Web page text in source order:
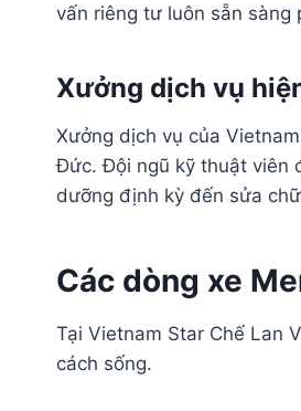
vấn riêng tư luôn sẵn sàng
Xưởng dịch vụ
Xưởng dịch vụ của
Đức. Đội ngũ kỹ thuật viên
dưỡng định kỳ đến sửa
Các dòng xe
Tại Vietnam Star Chế Lan
cách sống.